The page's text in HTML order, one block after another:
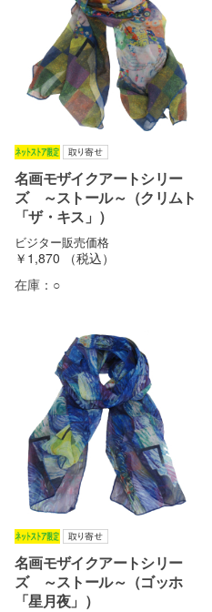
名画モザイクアートシリー
ズ ～ストール～（クリムト
「ザ・キス」）
ビジター販売価格
￥1,870
（税込）
在庫： ○
名画モザイクアートシリー
ズ ～ストール～（ゴッホ
「星月夜」）